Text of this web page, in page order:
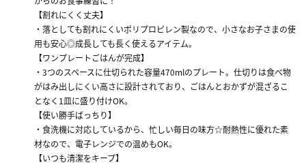
【割れにくく丈夫】
・落としても割れにくいポリプロピレン製なので、小さなお子さまの使
用も安心◎成長しても長く使えるアイテム。
【ワンプレートごはんが完成】
・3つのスペースに仕切られた容量470mlのプレート。仕切りは食べ物
がはみ出しにくい高さに設計されており、ごはんとおかずが混ざるこ
となく1皿に盛り付けOK。
【使い勝手ばっちり】
・食洗機に対応しているから、忙しい毎日の味方☆耐熱性に優れた素
材なので、電子レンジでの温めもOK。
【いつも清潔をキープ】